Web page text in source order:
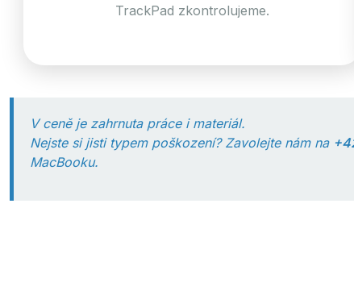
TrackPad zkontrolujeme.
V ceně je zahrnuta práce i materiál.
Nejste si jisti typem poškození? Zavolejte nám na
MacBooku.